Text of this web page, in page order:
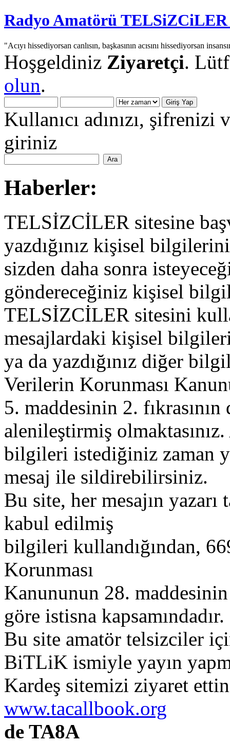
Radyo Amatörü
"Acıyı hissediyorsan canlısın, başkasının acısını hissediyorsan
Hoşgeldiniz Ziyaretçi.
olun.
Kullanıcı adınızı,
giriniz
Haberler:
TELSİZCİLER sitesine
yazdığınız kişisel
sizden daha sonra
göndereceğiniz kişisel
TELSİZCİLER sitesini
mesajlardaki kişisel
ya da yazdığınız diğer
Verilerin Korunması
5. maddesinin 2.
alenileştirmiş
bilgileri istediğiniz zaman
mesaj ile sildirebilirsiniz.
Bu site, her mesajın
kabul edilmiş
bilgileri kullandığından,
Korunması
Kanununun 28. maddesinin
göre istisna kapsamındadır.
Bu site amatör telsizciler
BiTLiK ismiyle yayın
Kardeş sitemizi ziyaret
www.tacallbook.org
de TA8A